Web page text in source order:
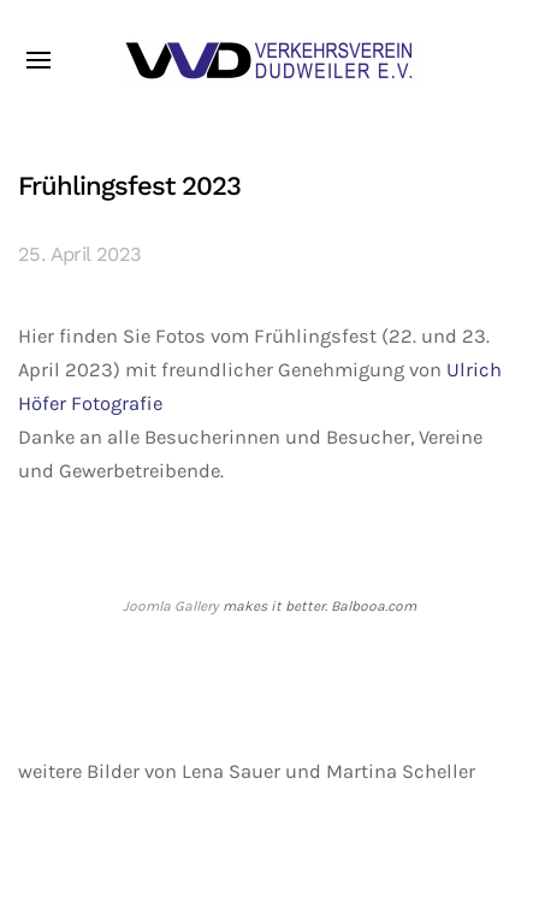
Frühlingsfest 2023
25. April 2023
Hier finden Sie Fotos vom Frühlingsfest (22. und 23.
April 2023) mit freundlicher Genehmigung von Ulrich
Höfer Fotografie
Danke an alle Besucherinnen und Besucher, Vereine
und Gewerbetreibende.
Joomla Gallerymakes it better. Balbooa.com
weitere Bilder von Lena Sauer und Martina Scheller